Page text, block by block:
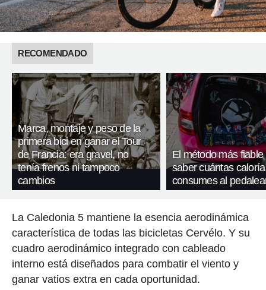
RECOMENDADO
Marca, montaje y peso de la
primera bici en ganar el Tour
de Francia: era gravel, no
tenía frenos ni tampoco
cambios
El método más fiable
saber cuántas
consumes al
La Caledonia 5 mantiene la esencia aerodinámica
característica de todas las bicicletas Cervélo. Y su
cuadro aerodinámico integrado con cableado
interno está diseñados para combatir el viento y
ganar vatios extra en cada oportunidad.